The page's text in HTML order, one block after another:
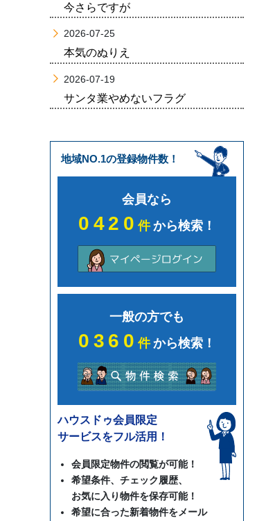
今さらですが
2026-07-25
本気のぬりえ
2026-07-19
サンタ業やめないフラグ
地域NO.1の登録物件数！
会員なら
0420件から検索！
一般の方でも
0360件から検索！
ハウスドゥ会員限定
サービスをフル活用！
会員限定物件の閲覧が可能！
希望条件、チェック履歴、
お気に入り物件を保存可能！
希望に合った新着物件をメール